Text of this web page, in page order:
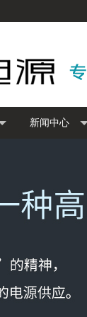
新闻中心